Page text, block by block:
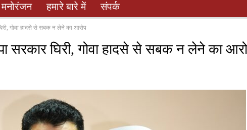
मनोरंजन हमारे बारे में संपर्क
गोवा हादसे से सबक न लेने का आरोप
सरकार घिरी, गोवा हादसे से सबक न लेने का